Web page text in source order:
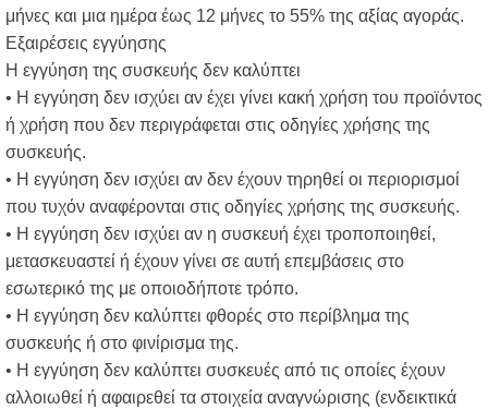
μήνες και μια ημέρα έως 12 μήνες το 55% της αξίας αγοράς.
Εξαιρέσεις εγγύησης
Η εγγύηση της συσκευής δεν καλύπτει
• Η εγγύηση δεν ισχύει αν έχει γίνει κακή χρήση του προϊόντος
ή χρήση που δεν περιγράφεται στις οδηγίες χρήσης της
συσκευής.
• H εγγύηση δεν ισχύει αν δεν έχουν τηρηθεί οι περιορισμοί
που τυχόν αναφέρονται στις οδηγίες χρήσης της συσκευής.
• Η εγγύηση δεν ισχύει αν η συσκευή έχει τροποποιηθεί,
μετασκευαστεί ή έχουν γίνει σε αυτή επεμβάσεις στο
εσωτερικό της με οποιοδήποτε τρόπο.
• Η εγγύηση δεν καλύπτει φθορές στο περίβλημα της
συσκευής ή στο φινίρισμα της.
• Η εγγύηση δεν καλύπτει συσκευές από τις οποίες έχουν
αλλοιωθεί ή αφαιρεθεί τα στοιχεία αναγνώρισης (ενδεικτικά